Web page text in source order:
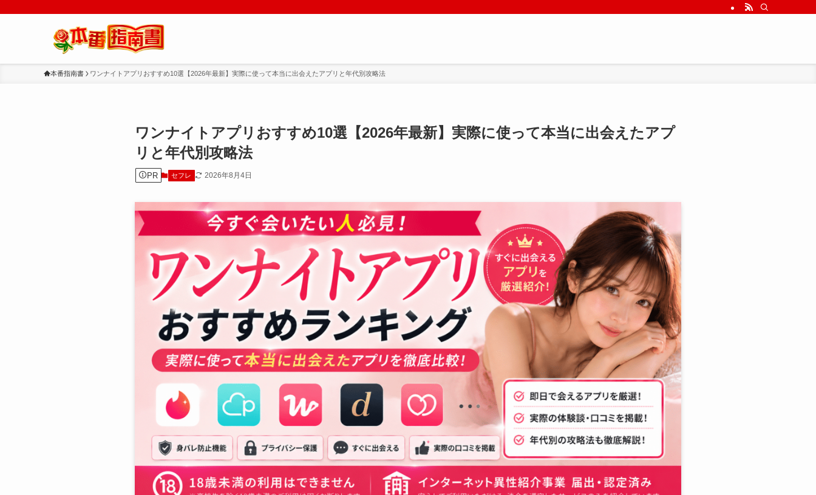
本番指南書 ワンナイトアプリおすすめ10選【2026年最新】実際に使って本当に出会えたアプリと年代別攻略法
ワンナイトアプリおすすめ10選【2026年最新】実際に使って本当に出会えたアプ
リと年代別攻略法
PR セフレ 2026年8月4日